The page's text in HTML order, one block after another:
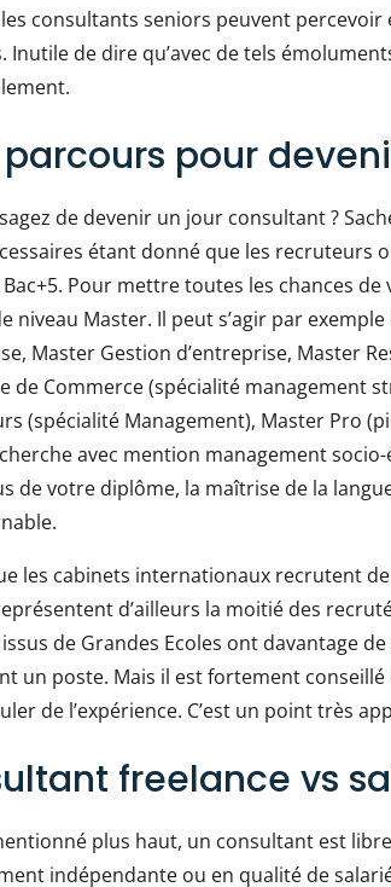
consultants seniors peuvent percevoir
Inutile de dire qu’avec de tels
pour
de devenir un jour consultant ?
étant donné que les recruteurs
Pour mettre toutes les chances
niveau Master. Il peut s’agir par
Master Gestion d’entreprise, Master
de Commerce (spécialité management
(spécialité Management), Master Pro
avec mention management
de votre diplôme, la maîtrise de la
les cabinets internationaux recrutent
d’ailleurs la moitié des
de Grandes Ecoles ont davantage
un poste. Mais il est fortement
de l’expérience. C’est un point très
freelance vs
plus haut, un consultant est
indépendante ou en qualité de